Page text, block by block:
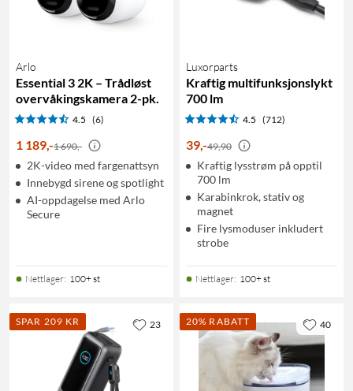
Arlo
Essential 3 2K – Trådløst
overvåkingskamera 2-pk.
4.5 (6)
1 189,-1 690,-
2K-video med fargenattsyn
Innebygd sirene og spotlight
AI-oppdagelse med Arlo
Secure
Nettlager: 100+ st
Luxorparts
Kraftig multifunksjonslykt
700 lm
4.5 (712)
39,-49,90
Kraftig lysstrøm på opptil
700 lm
Karabinkrok, stativ og
magnet
Fire lysmoduser inkludert
strobe
Nettlager: 100+ st
SPAR 209 KR 23 20% RABATT 40